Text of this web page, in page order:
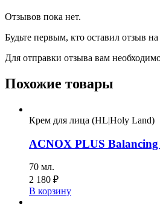
Отзывов пока нет.
Будьте первым, кто оставил отзыв
Для отправки отзыва вам
Похожие товары
Крем для лица (HL|Holy Land)
ACNOX PLUS
70 мл.
2 180 ₽
В корзину